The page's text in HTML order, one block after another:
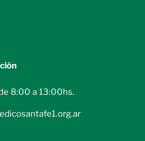
8:00 a 13:00hs.